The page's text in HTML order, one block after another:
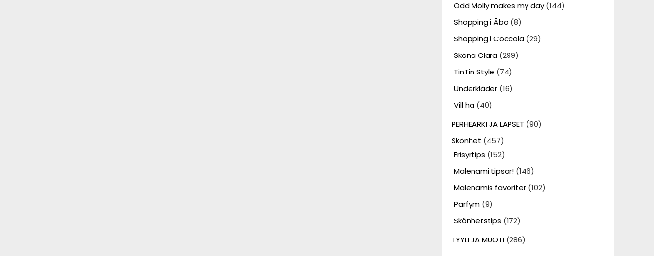
Odd Molly makes my day(144)
Shopping i Åbo (8)
Shopping i Coccola(29)
Sköna Clara(299)
TinTin Style (74)
Underkläder(16)
Vill ha(40)
PERHEARKI JA LAPSET (90)
Skönhet (457)
Frisyrtips (152)
Malenami tipsar!(146)
Malenamis favoriter(102)
Parfym(9)
Skönhetstips (172)
TYYLI JA MUOTI(286)